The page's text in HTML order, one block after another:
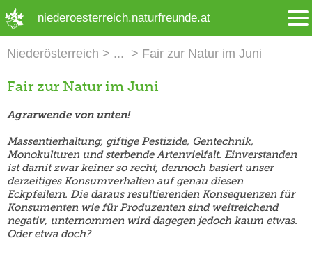
niederoesterreich.naturfreunde.at
Niederösterreich Fair zur Natur im Juni
Fair zur Natur im Juni
Agrarwende von unten!
Massentierhaltung, giftige Pestizide, Gentechnik,
Monokulturen und sterbende Artenvielfalt. Einverstanden
ist damit zwar keiner so recht, dennoch basiert unser
derzeitiges Konsumverhalten auf genau diesen
Eckpfeilern. Die daraus resultierenden Konsequenzen für
Konsumenten wie für Produzenten sind weitreichend
negativ, unternommen wird dagegen jedoch kaum etwas.
Oder etwa doch?